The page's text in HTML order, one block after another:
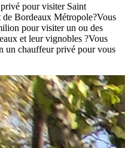
pour visiter Saint
Bordeaux Métropole?Vous
pour visiter un ou des
et leur vignobles ?Vous
un chauffeur privé pour vous